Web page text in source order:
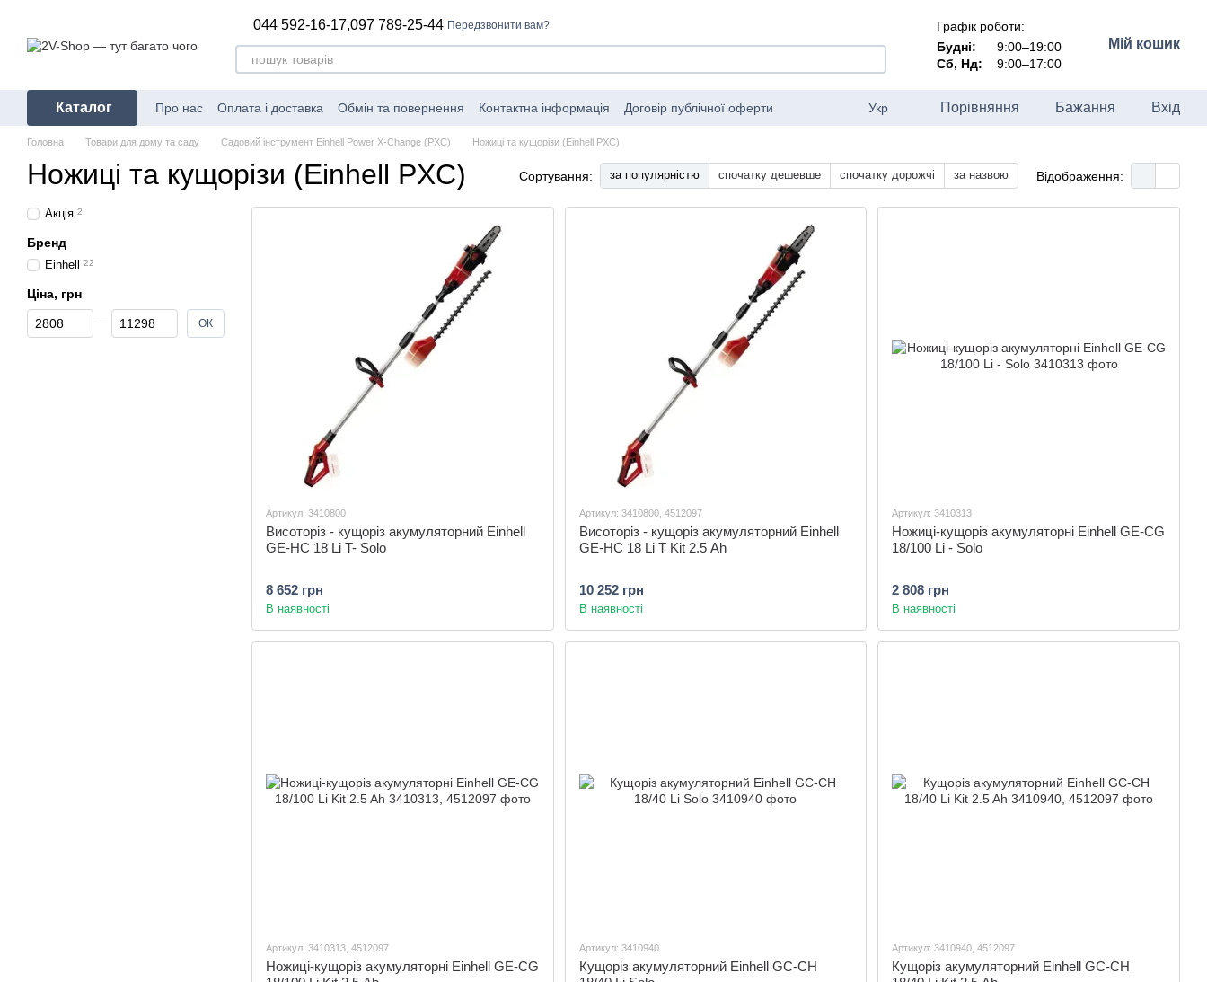
044 592-16-17,097 789-25-44 Передзвонити вам?
Графік роботи:
Будні:
9:00–19:00
Сб, Нд:
9:00–17:00
Мій кошик
Каталог Про нас Оплата і доставка Обмін та повернення Контактна інформація Договір публічної оферти Укр Порівняння Бажання Вхід
Головна Товари для дому та саду Садовий інструмент Einhell Power X-Change (PXC) Ножиці та кущорізи (Einhell PXC)
Ножиці та кущорізи (Einhell PXC) Сортування: за популярністю спочатку дешевше спочатку дорожчі за назвою Відображення:
Артикул: 3410800
Висоторіз - кущоріз акумуляторний Einhell
GE-HC 18 Li T- Solo
8 652 грн
В наявності
Артикул: 3410800, 4512097
Висоторіз - кущоріз акумуляторний Einhell
GE-HC 18 Li T Kit 2.5 Ah
10 252 грн
В наявності
Артикул: 3410313
Ножиці-кущоріз акумуляторні Einhell GE-CG
18/100 Li - Solo
2 808 грн
В наявності
Артикул: 3410313, 4512097
Ножиці-кущоріз акумуляторні Einhell GE-CG
Артикул: 3410940
Кущоріз акумуляторний Einhell GC-CH
Артикул: 3410940, 4512097
Кущоріз акумуляторний Einhell GC-CH
Акція 2
Бренд
Einhell 22
Ціна, грн
Від Ціна, грн
До Ціна, грн ОК